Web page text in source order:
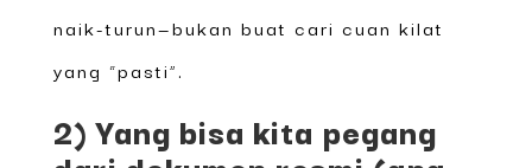
naik-turun—bukan buat cari cuan kilat
yang “pasti”.
2) Yang bisa kita pegang